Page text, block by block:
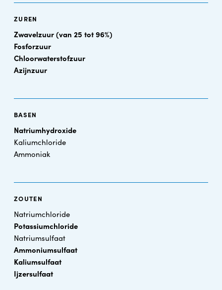
ZUREN
Zwavelzuur (van 25 tot 96%)
Fosforzuur
Chloorwaterstofzuur
Azijnzuur
BASEN
Natriumhydroxide
Kaliumchloride
Ammoniak
ZOUTEN
Natriumchloride
Potassiumchloride
Natriumsulfaat
Ammoniumsulfaat
Kaliumsulfaat
Ijzersulfaat